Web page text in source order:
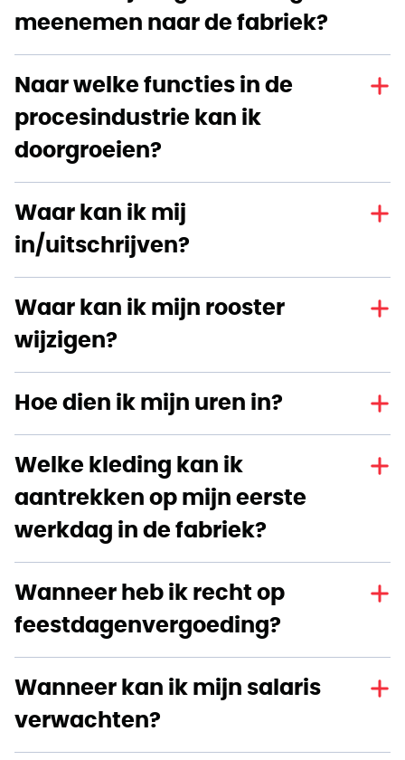
meenemen naar de fabriek?
Naar welke functies in de
procesindustrie kan ik
doorgroeien?
Waar kan ik mij
in/uitschrijven?
Waar kan ik mijn rooster
wijzigen?
Hoe dien ik mijn uren in?
Welke kleding kan ik
aantrekken op mijn eerste
werkdag in de fabriek?
Wanneer heb ik recht op
feestdagenvergoeding?
Wanneer kan ik mijn salaris
verwachten?